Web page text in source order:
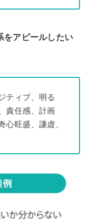
をアピールしたい
ティブ、明る
責任感、計画
心旺盛、謙虚、